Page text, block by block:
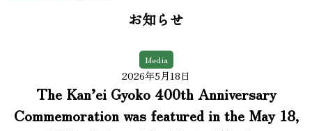
お知らせ
Media
2026年5月18日
The Kan’ei Gyoko 400th Anniversary
Commemoration was featured in the May 18,